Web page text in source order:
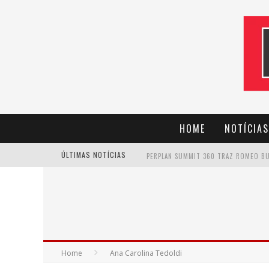
HOME NOTÍCIAS
ÚLTIMAS NOTÍCIAS
Home Ana Carolina Tedoldi